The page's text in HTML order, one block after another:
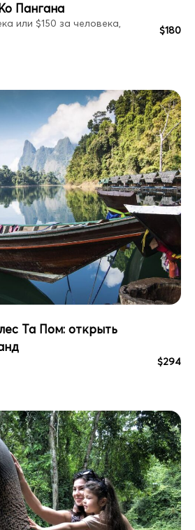
Пангана
или $150 за человека,
$180
Та Пом: открыть
$294